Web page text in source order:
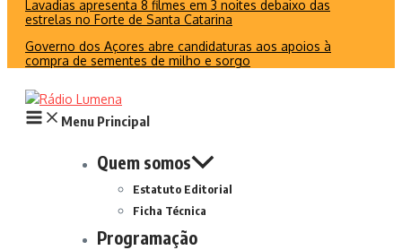
Lavadias apresenta 8 filmes em 3 noites debaixo das
estrelas no Forte de Santa Catarina
Governo dos Açores abre candidaturas aos apoios à
compra de sementes de milho e sorgo
Menu Principal
Quem somos
Estatuto Editorial
Ficha Técnica
Programação